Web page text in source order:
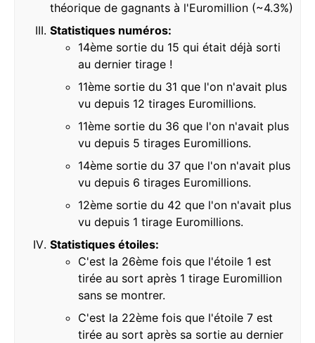
théorique de gagnants à l'Euromillion (~4.3%)
Statistiques numéros:
14ème sortie du 15 qui était déjà sorti
au dernier tirage !
11ème sortie du 31 que l'on n'avait plus
vu depuis 12 tirages Euromillions.
11ème sortie du 36 que l'on n'avait plus
vu depuis 5 tirages Euromillions.
14ème sortie du 37 que l'on n'avait plus
vu depuis 6 tirages Euromillions.
12ème sortie du 42 que l'on n'avait plus
vu depuis 1 tirage Euromillions.
Statistiques étoiles:
C'est la 26ème fois que l'étoile 1 est
tirée au sort après 1 tirage Euromillion
sans se montrer.
C'est la 22ème fois que l'étoile 7 est
tirée au sort après sa sortie au dernier